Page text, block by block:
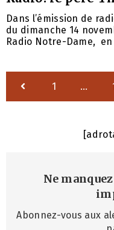
Dans l’émission de
du dimanche 14
Radio Notre-Dame, en
1 …
Ne
Abonnez-vous aux